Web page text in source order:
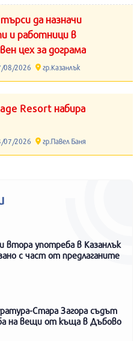
търси да назначи
и работници в
цех за дограма
08/2026 гр.Казанлък
Resort набира
07/2026 гр.Павел Баня
втора употреба в Казанлък
с част от предлаганите
Стара Загора съдът
на вещи от къща в Дъбово